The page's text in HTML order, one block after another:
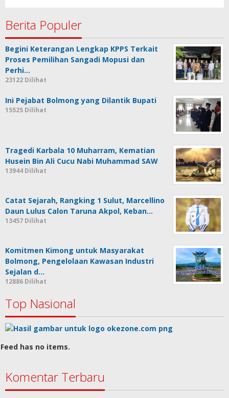
Berita Populer
Begini Keterangan Lengkap KPPS Terkait
Proses Pemilihan Sangadi Mopusi dan
Perhi…
23122 Dilihat
Ini Pejabat Bolmong yang Dilantik Bupati
15525 Dilihat
Tragedi Karbala 10 Muharram, Kematian
Husein Bin Ali Cucu Nabi Muhammad SAW
13944 Dilihat
Catat Sejarah, Rangking 1 Sulut, Marcellino
Daun Lulus Calon Taruna Akpol, Keban…
13457 Dilihat
Komitmen Kimong untuk Masyarakat
Bolmong, Pengelolaan Kawasan Industri
Sejalan d…
12886 Dilihat
Top Nasional
Feed has no items.
Komentar Terbaru